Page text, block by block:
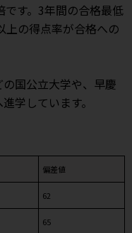
す。3年間の合格最低
上の得点率が合格への
国公立大学や、早慶
学しています。
偏差値
62
65